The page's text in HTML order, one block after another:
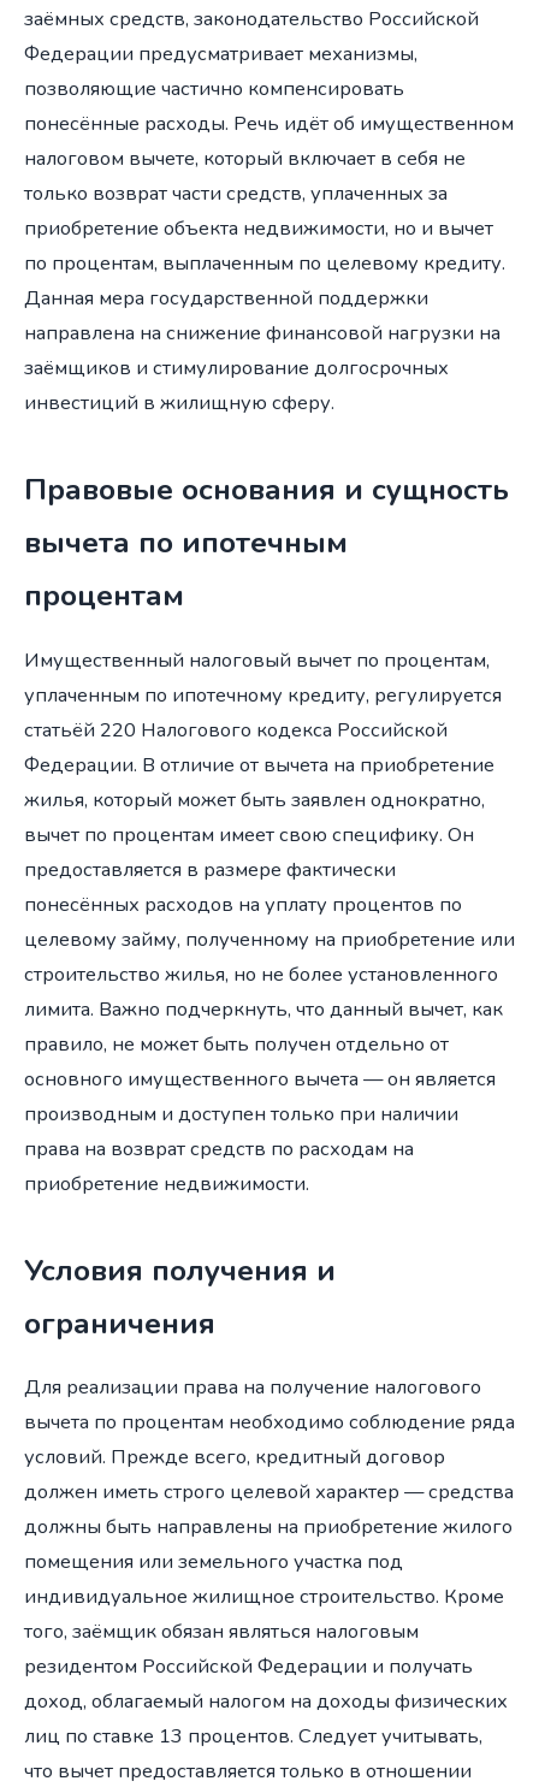
заёмных средств, законодательство Российской
Федерации предусматривает механизмы,
позволяющие частично компенсировать
понесённые расходы. Речь идёт об имущественном
налоговом вычете, который включает в себя не
только возврат части средств, уплаченных за
приобретение объекта недвижимости, но и вычет
по процентам, выплаченным по целевому кредиту.
Данная мера государственной поддержки
направлена на снижение финансовой нагрузки на
заёмщиков и стимулирование долгосрочных
инвестиций в жилищную сферу.
Правовые основания и сущность
вычета по ипотечным
процентам
Имущественный налоговый вычет по процентам,
уплаченным по ипотечному кредиту, регулируется
статьёй 220 Налогового кодекса Российской
Федерации. В отличие от вычета на приобретение
жилья, который может быть заявлен однократно,
вычет по процентам имеет свою специфику. Он
предоставляется в размере фактически
понесённых расходов на уплату процентов по
целевому займу, полученному на приобретение или
строительство жилья, но не более установленного
лимита. Важно подчеркнуть, что данный вычет, как
правило, не может быть получен отдельно от
основного имущественного вычета — он является
производным и доступен только при наличии
права на возврат средств по расходам на
приобретение недвижимости.
Условия получения и
ограничения
Для реализации права на получение налогового
вычета по процентам необходимо соблюдение ряда
условий. Прежде всего, кредитный договор
должен иметь строго целевой характер — средства
должны быть направлены на приобретение жилого
помещения или земельного участка под
индивидуальное жилищное строительство. Кроме
того, заёмщик обязан являться налоговым
резидентом Российской Федерации и получать
доход, облагаемый налогом на доходы физических
лиц по ставке 13 процентов. Следует учитывать,
что вычет предоставляется только в отношении